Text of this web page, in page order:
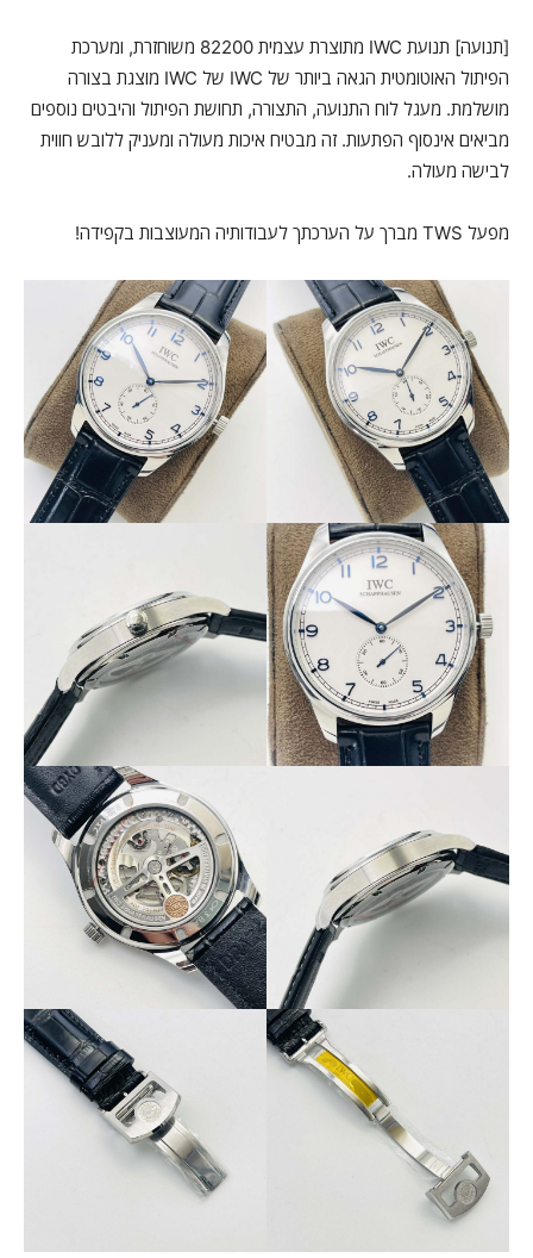
[תנועה] תנועת IWC מתוצרת עצמית 82200 משוחזרת, ומערכת
הפיתול האוטומטית הגאה ביותר של IWC של IWC מוצגת בצורה
מושלמת. מעגל לוח התנועה, התצורה, תחושת הפיתול והיבטים נוספים
מביאים אינסוף הפתעות. זה מבטיח איכות מעולה ומעניק ללובש חווית
לבישה מעולה.
מפעל TWS מברך על הערכתך לעבודותיה המעוצבות בקפידה!